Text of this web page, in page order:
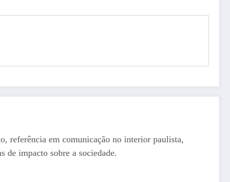
referência em comunicação no interior paulista,
de impacto sobre a sociedade.